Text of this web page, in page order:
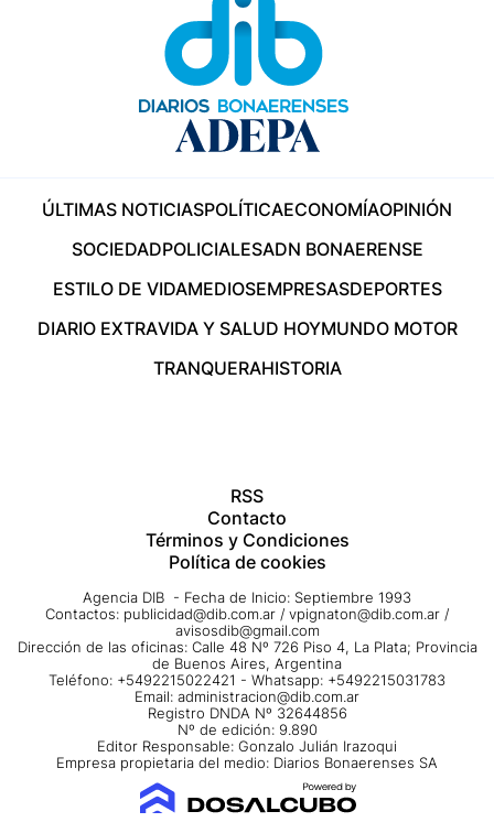
ÚLTIMAS NOTICIASPOLÍTICAECONOMÍAOPINIÓN
SOCIEDADPOLICIALESADN BONAERENSE
ESTILO DE VIDAMEDIOSEMPRESASDEPORTES
DIARIO EXTRAVIDA Y SALUD HOYMUNDO MOTOR
TRANQUERAHISTORIA
RSS
Contacto
Términos y Condiciones
Política de cookies
Agencia DIB - Fecha de Inicio: Septiembre 1993
Contactos: publicidad@dib.com.ar / vpignaton@dib.com.ar /
avisosdib@gmail.com
Dirección de las oficinas: Calle 48 Nº 726 Piso 4, La Plata; Provincia
de Buenos Aires, Argentina
Teléfono: +5492215022421 - Whatsapp: +5492215031783
Email: administracion@dib.com.ar
Registro DNDA Nº 32644856
Nº de edición: 9.890
Editor Responsable: Gonzalo Julián Irazoqui
Empresa propietaria del medio: Diarios Bonaerenses SA